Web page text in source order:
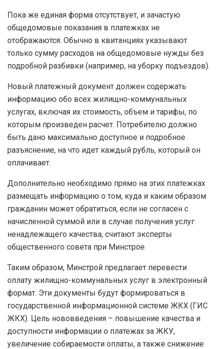
Пока же единая форма отсутствует, и зачастую
общедомовые показания в платежках не
отображаются. Обычно в квитанциях указывают
только сумму расходов на общедомовые нужды без
подробной разбивки (например, на уборку подъездов).
Новый платежный документ должен содержать
информацию обо всех жилищно-коммунальных
услугах, включая их стоимость, объем и тарифы, по
которым произведен расчет. Потребителю должно
быть дано максимально доступное и подробное
разъяснение, на что идет каждый рубль, который он
оплачивает.
Дополнительно необходимо прямо на этих платежках
размещать информацию о том, куда и каким образом
гражданин может обратиться, если не согласен с
начисленной суммой или в случае получения услуг
ненадлежащего качества, считают эксперты
общественного совета при Минстрое.
Таким образом, Минстрой предлагает перевести
оплату жилищно-коммунальных услуг в электронный
формат. Эти документы будут формироваться в
государственной информационной системе ЖКХ (ГИС
ЖКХ). Цель нововведения – повышение качества и
доступности информации о платежах за ЖКУ,
увеличение собираемости оплаты, а также снижение